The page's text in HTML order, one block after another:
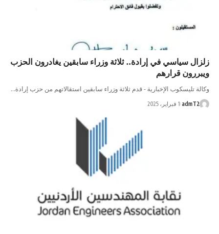
سياسي في إرادة.. ثلاثة وزراء سابقين يغادرون الحزب
قرارهم
تليسكوب الإخبارية - قدم ثلاثة وزراء سابقين استقالاتهم من حزب إرادة…
1 فبراير، 2025